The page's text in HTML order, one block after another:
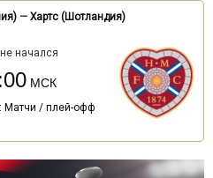
— Хартс (Шотландия)
начался
Матчи / плей-офф